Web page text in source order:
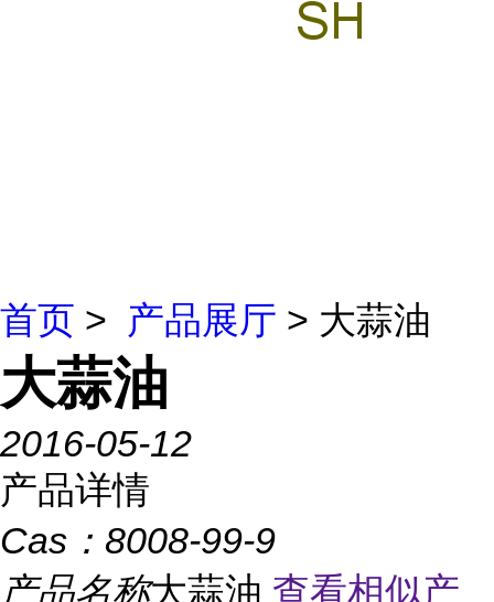
首页 > 产品展厅 > 大蒜油
大蒜油
2016-05-12
产品详情
Cas： 8008-99-9
产品名称大蒜油 查看相似产